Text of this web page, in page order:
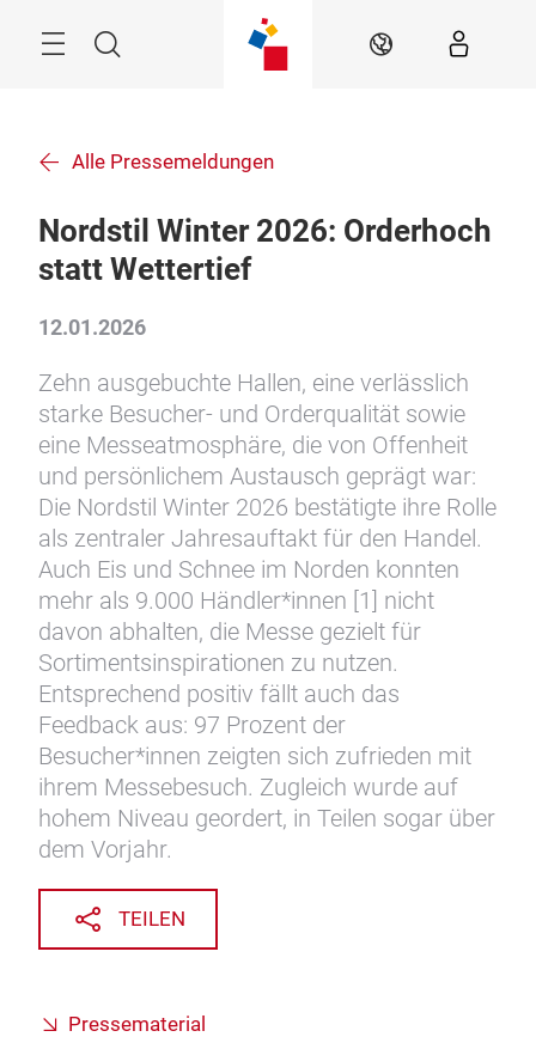
Suche DE
Alle Pressemeldungen
Nordstil Winter 2026: Orderhoch
statt Wettertief
12.01.2026
Zehn ausgebuchte Hallen, eine verlässlich
starke Besucher- und Orderqualität sowie
eine Messeatmosphäre, die von Offenheit
und persönlichem Austausch geprägt war:
Die Nordstil Winter 2026 bestätigte ihre Rolle
als zentraler Jahresauftakt für den Handel.
Auch Eis und Schnee im Norden konnten
mehr als 9.000 Händler*innen [1] nicht
davon abhalten, die Messe gezielt für
Sortimentsinspirationen zu nutzen.
Entsprechend positiv fällt auch das
Feedback aus: 97 Prozent der
Besucher*innen zeigten sich zufrieden mit
ihrem Messebesuch. Zugleich wurde auf
hohem Niveau geordert, in Teilen sogar über
dem Vorjahr.
TEILEN
Pressematerial